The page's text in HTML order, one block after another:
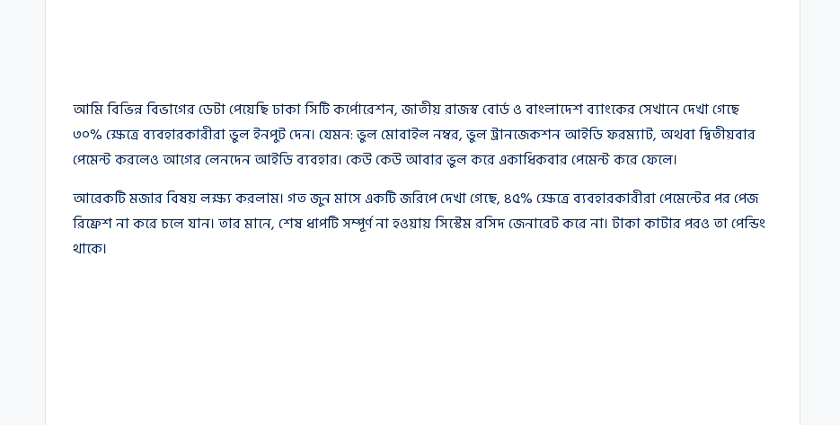
আমি বিভিন্ন বিভাগের ডেটা পেয়েছি ঢাকা সিটি কর্পোরেশন, জাতীয় রাজস্ব বোর্ড ও বাংলাদেশ ব্যাংকের সেখানে দেখা গেছে
৩০% ক্ষেত্রে ব্যবহারকারীরা ভুল ইনপুট দেন। যেমন: ভুল মোবাইল নম্বর, ভুল ট্রানজেকশন আইডি ফরম্যাট, অথবা দ্বিতীয়বার
পেমেন্ট করলেও আগের লেনদেন আইডি ব্যবহার। কেউ কেউ আবার ভুল করে একাধিকবার পেমেন্ট করে ফেলে।
আরেকটি মজার বিষয় লক্ষ্য করলাম। গত জুন মাসে একটি জরিপে দেখা গেছে, ৪৫% ক্ষেত্রে ব্যবহারকারীরা পেমেন্টের পর পেজ
রিফ্রেশ না করে চলে যান। তার মানে, শেষ ধাপটি সম্পূর্ণ না হওয়ায় সিস্টেম রসিদ জেনারেট করে না। টাকা কাটার পরও তা পেন্ডিং
থাকে।